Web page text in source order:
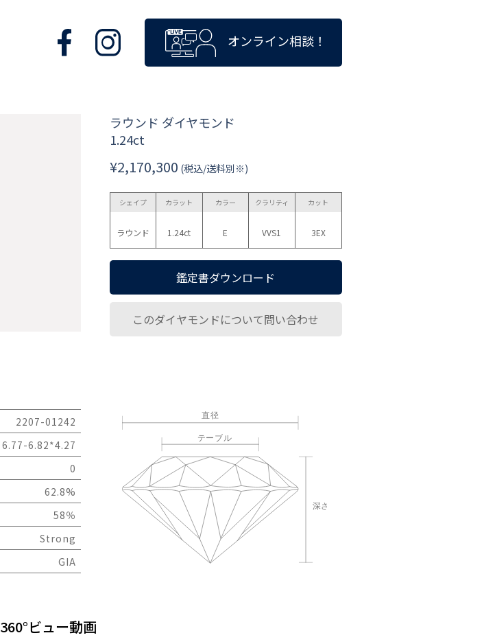
オンライン相談！
ラウンド ダイヤモンド
1.24ct
¥2,170,300 (税込/送料別※)
シェイプ
ラウンド
カラット
1.24ct
カラー
E
クラリティ
VVS1
カット
3EX
鑑定書ダウンロード
このダイヤモンドについて問い合わせ
2207-01242
6.77-6.82*4.27
0
62.8%
58％
Strong
GIA
360°ビュー動画